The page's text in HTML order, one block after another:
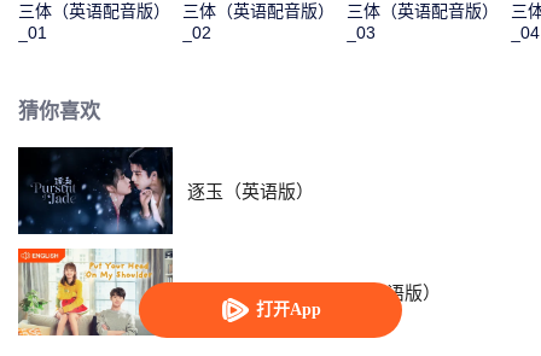
打开App
三体（英语配音版）
_01
三体（英语配音版）
_02
三体（英语配音版）
_03
三
_04
猜你喜欢
逐玉（英语版）
致我们暖暖的小时光（英语版）